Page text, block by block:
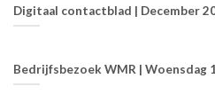
Digitaal contactblad | December
Bedrijfsbezoek WMR | Woensdag